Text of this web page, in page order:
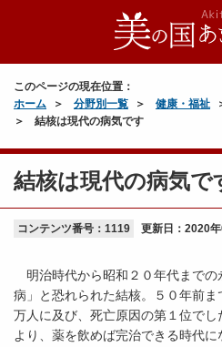
このページの現在位置：
ホーム
分野別一覧 健康・福祉
結核は現代の病気です
結核は現代の病気で
コンテンツ番号：1119 更新日： 2020
明治時代から昭和２０年代までの
病」と恐れられた結核。５０年前
万人に及び、死亡原因の第１位で
より、薬を飲めば完治できる時代